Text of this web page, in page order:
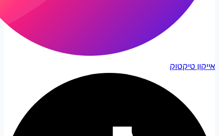
אייקון טיקטוק